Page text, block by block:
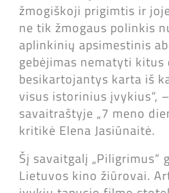
žmogiškoji prigimtis ir
ne tik žmogaus polinkis
aplinkinių apsimestinis
gebėjimas nematyti
besikartojantys karta iš
visus istorinius įvykius“,
savaitraštyje „7 meno
kritikė Elena Jasiūnaitė.
Šį savaitgalį „Piligrimus“
Lietuvos kino žiūrovai.